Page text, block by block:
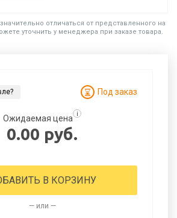
отличаться от представленного на
уточнить у менеджера при заказе товара.
Под заказ
Ожидаемая цена i
0.00 руб.
В КОРЗИНУ
— или —